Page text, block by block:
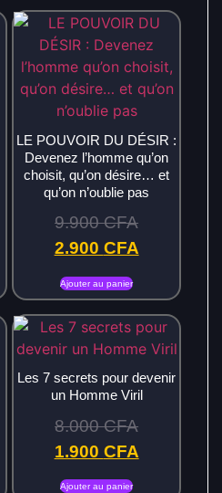
LE POUVOIR DU DÉSIR :
Devenez l’homme qu’on
choisit, qu’on désire… et
qu’on n’oublie pas
9.900CFA
2.900 CFA
Ajouter au panier
Les 7 secrets pour devenir
un Homme Viril
8.000CFA
1.900 CFA
Ajouter au panier